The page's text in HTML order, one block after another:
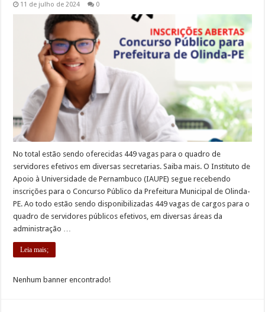
11 de julho de 2024 0
No total estão sendo oferecidas 449 vagas para o quadro de
servidores efetivos em diversas secretarias. Saiba mais. O Instituto de
Apoio à Universidade de Pernambuco (IAUPE) segue recebendo
inscrições para o Concurso Público da Prefeitura Municipal de Olinda-
PE. Ao todo estão sendo disponibilizadas 449 vagas de cargos para o
quadro de servidores públicos efetivos, em diversas áreas da
administração …
Leia mais;
Nenhum banner encontrado!